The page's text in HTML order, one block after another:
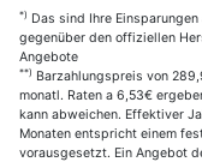
*) Das sind Ihre
gegenüber den offiziellen
Angebote
**) Barzahlungspreis von
monatl. Raten a 6,53€
kann abweichen. Effektiver
Monaten entspricht einem
vorausgesetzt. Ein Angebot